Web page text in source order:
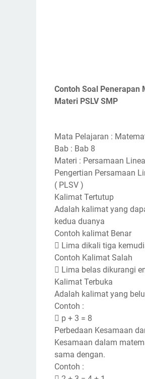
Contoh Soal Penerapan
Materi PSLV SMP
Mata Pelajaran :
Bab : Bab 8
Materi : Persamaan
Pengertian Persamaan
( PLSV )
Kalimat Tertutup
Adalah kalimat yang
kedua duanya
Contoh kalimat Benar
 Lima dikali tiga
Contoh Kalimat Salah
 Lima belas dikurangi
Kalimat Terbuka
Adalah kalimat yang
Contoh :
 p + 3 = 8
Perbedaan Kesamaan
Kesamaan dalam
sama dengan.
Contoh :